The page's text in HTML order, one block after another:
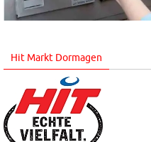
Hit Markt Dormagen